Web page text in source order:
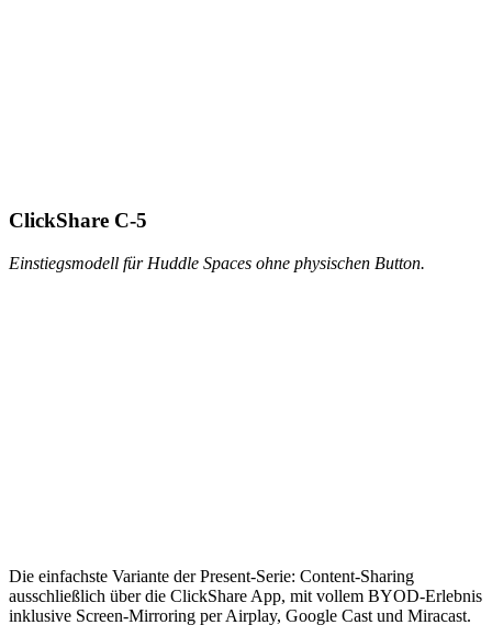
ClickShare C-5
Einstiegsmodell für Huddle Spaces ohne physischen Button.
Die einfachste Variante der Present-Serie: Content-Sharing
ausschließlich über die ClickShare App, mit vollem BYOD-Erlebnis
inklusive Screen-Mirroring per Airplay, Google Cast und Miracast.